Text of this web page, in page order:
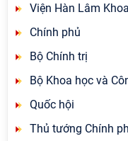
Viện Hàn Lâm
Chính phủ
Bộ Chính trị
Bộ Khoa học và
Quốc hội
Thủ tướng Chính